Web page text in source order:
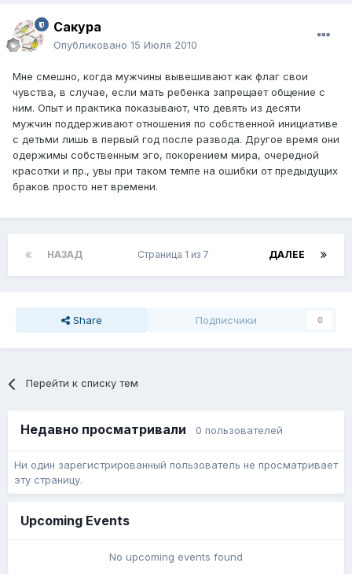
Сакура
Опубликовано 15 Июля 2010
Мне смешно, когда мужчины вывешивают как флаг свои
чувства, в случае, если мать ребенка запрещает общение с
ним. Опыт и практика показывают, что девять из десяти
мужчин поддерживают отношения по собственной инициативе
с детьми лишь в первый год после развода. Другое время они
одержимы собственным эго, покорением мира, очередной
красотки и пр., увы при таком темпе на ошибки от предыдущих
браков просто нет времени.
НАЗАД ДАЛЕЕ
Страница 1 из 7
Share Подписчики 0
Перейти к списку тем
Недавно просматривали 0 пользователей
Ни один зарегистрированный пользователь не просматривает
эту страницу.
Upcoming Events
No upcoming events found